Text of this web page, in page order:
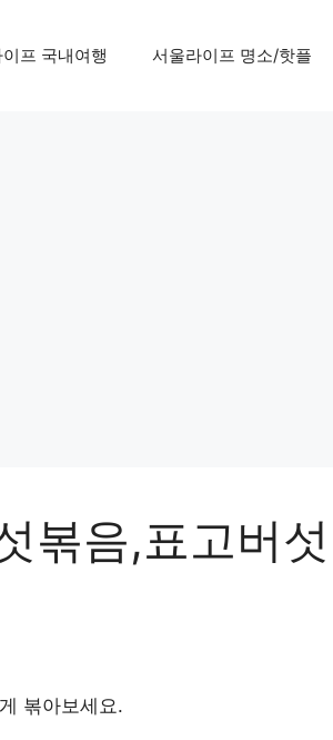
프 국내여행 서울라이프 명소/핫플
볶음,표고버섯
볶아보세요.